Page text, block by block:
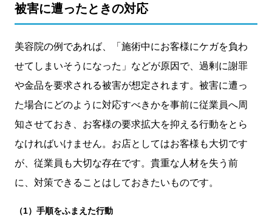
被害に遭ったときの対応
美容院の例であれば、「施術中にお客様にケガを負わ
せてしまいそうになった」などが原因で、過剰に謝罪
や金品を要求される被害が想定されます。被害に遭っ
た場合にどのように対応すべきかを事前に従業員へ周
知させておき、お客様の要求拡大を抑える行動をとら
なければいけません。お店としてはお客様も大切です
が、従業員も大切な存在です。貴重な人材を失う前
に、対策できることはしておきたいものです。
（1）手順をふまえた行動